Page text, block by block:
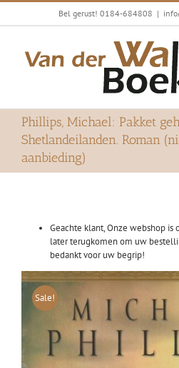
Ga
Bel gerust! 0184-684808 |
Phillips, Michael: Pakket
Shetlandeilanden. Roman
aanbieding)
Geachte klant, Onze webshop is
later terugkomen om uw
bedankt voor uw begrip!
Sale!